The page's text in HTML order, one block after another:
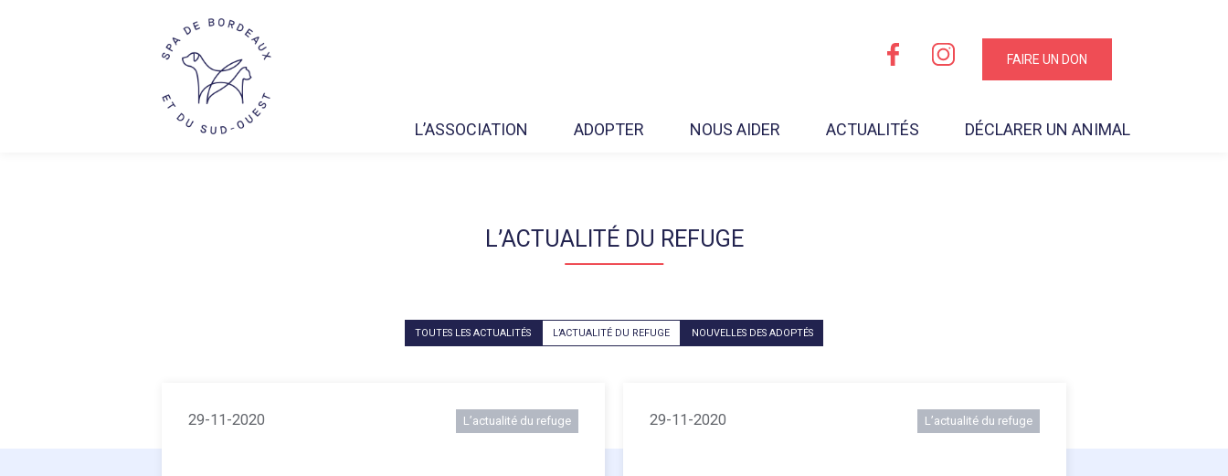
FAIRE UN DON
L’ASSOCIATION ADOPTER NOUS AIDER ACTUALITÉS DÉCLARER UN ANIMAL
L’ACTUALITÉ DU REFUGE
TOUTES LES ACTUALITÉS L’ACTUALITÉ DU REFUGE NOUVELLES DES ADOPTÉS
29-11-2020 L’actualité du refuge 29-11-2020 L’actualité du refuge